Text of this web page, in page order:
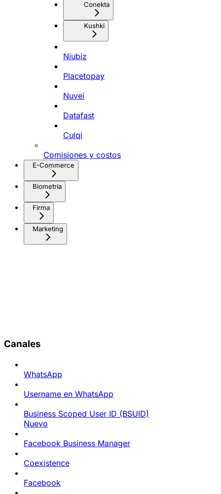
Conekta
Kushki
Niubiz
Placetopay
Nuvei
Datafast
Culqi
Comisiones y costos
E-Commerce
Biometría
Firma
Marketing
Canales
WhatsApp
Username en WhatsApp
Business Scoped User ID (BSUID)
Nuevo
Facebook Business Manager
Coexistence
Facebook